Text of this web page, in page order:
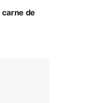
de